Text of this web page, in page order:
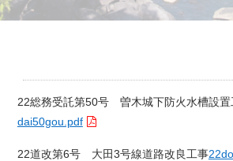
22総務受託第50号 曽木城下防火水槽設置
dai50gou.pdf
22道改第6号 大田3号線道路改良工事